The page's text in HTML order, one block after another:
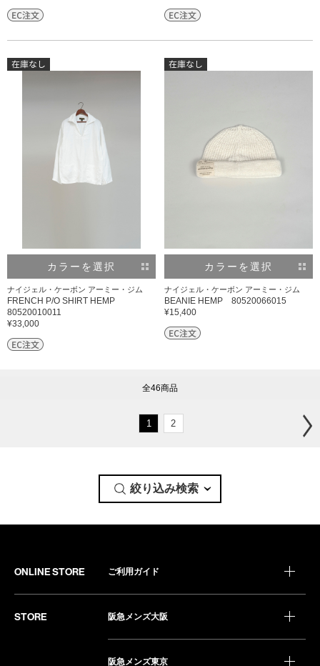
カラーを選択
ナイジェル・ケーボン アーミー・ジム
FRENCH P/O SHIRT HEMP
80520010011
¥33,000
カラーを選択
ナイジェル・ケーボン アーミー・ジム
BEANIE HEMP 80520066015
¥15,400
全46商品
1 2
絞り込み検索
ONLINE STORE ご利用ガイド
STORE 阪急メンズ大阪
阪急メンズ東京